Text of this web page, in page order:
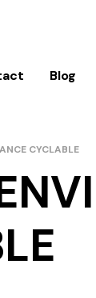
Blog
CYCLABLE